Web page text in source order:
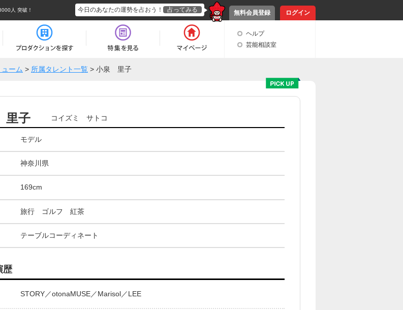
人 突破！ 無料会員登録 ログイン
今日のあなたの運勢を占おう！ 占ってみる
ヘルプ
芸能相談室
ーム > 所属タレント一覧 > 小泉 里子
子 コイズミ サトコ
モデル
神奈川県
169cm
旅行 ゴルフ 紅茶
テーブルコーディネート
歴
STORY／otonaMUSE／Marisol／LEE